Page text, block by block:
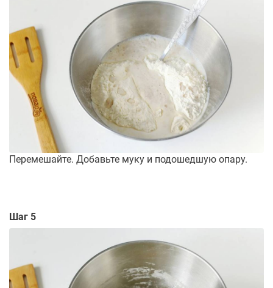
Перемешайте. Добавьте муку и подошедшую опару.
Шаг 5